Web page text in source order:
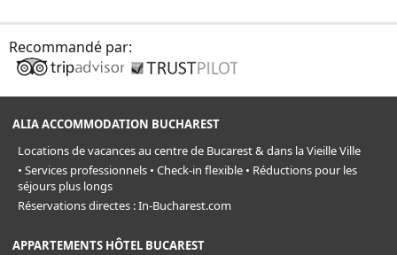
Recommandé par:
ALIA ACCOMMODATION BUCHAREST
Locations de vacances au centre de Bucarest & dans la Vieille Ville
• Services professionnels • Check-in flexible • Réductions pour les
séjours plus longs
Réservations directes : In-Bucharest.com
APPARTEMENTS HÔTEL BUCAREST